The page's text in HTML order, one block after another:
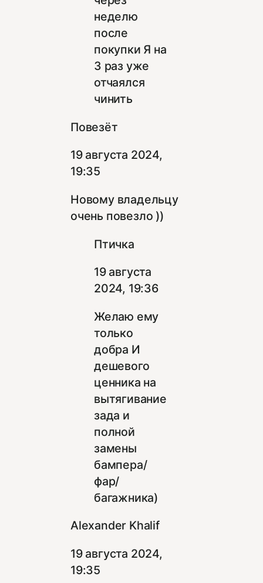
неделю
после
покупки Я на
3 раз уже
отчаялся
чинить
Повезёт
19 августа 2024,
19:35
Новому владельцу
очень повезло ))
Птичка
19 августа
2024, 19:36
Желаю ему
только
добра И
дешевого
ценника на
вытягивание
зада и
полной
замены
бампера/
фар/
багажника)
Alexander Khalif
19 августа 2024,
19:35